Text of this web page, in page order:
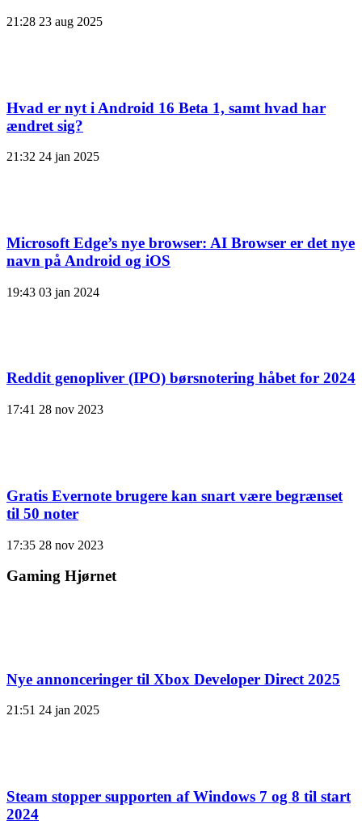
21:28 23 aug 2025
Hvad er nyt i Android 16 Beta 1, samt hvad har
ændret sig?
21:32 24 jan 2025
Microsoft Edge’s nye browser: AI Browser er det nye
navn på Android og iOS
19:43 03 jan 2024
Reddit genopliver (IPO) børsnotering håbet for 2024
17:41 28 nov 2023
Gratis Evernote brugere kan snart være begrænset
til 50 noter
17:35 28 nov 2023
Gaming Hjørnet
Nye annonceringer til Xbox Developer Direct 2025
21:51 24 jan 2025
Steam stopper supporten af ​​Windows 7 og 8 til start
2024